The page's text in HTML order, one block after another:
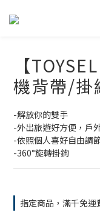
【
機背帶/掛
-解放你的雙手
-外出旅遊好方便，戶
-依照個人喜好自由調
-360°旋轉掛鉤
指定商品，滿千免運